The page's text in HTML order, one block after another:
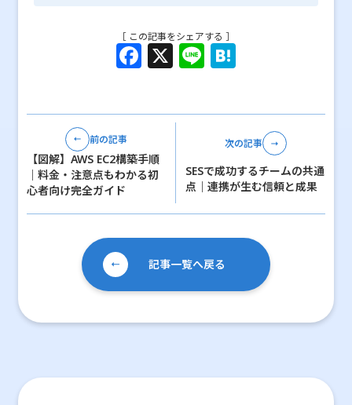
［ この記事をシェアする ］
F
c
b
o
o
k
X Li
e e
n
a
前の記事
【図解】AWS EC2構築手順
｜料金・注意点もわかる初
心者向け完全ガイド
次の記事
SESで成功するチームの共通
点｜連携が生む信頼と成果
記事一覧へ戻る